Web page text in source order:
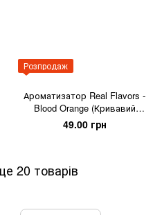
Розпродаж
Ароматизатор Real Flavors -
Blood Orange (Кривавий
апельсин), 5 мл
49.00 грн
20 товарів